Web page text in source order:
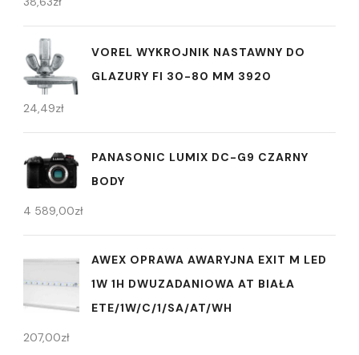
VOREL WYKROJNIK NASTAWNY DO
GLAZURY FI 30-80 MM 3920
24,49zł
PANASONIC LUMIX DC-G9 CZARNY
BODY
4 589,00zł
AWEX OPRAWA AWARYJNA EXIT M LED
1W 1H DWUZADANIOWA AT BIAŁA
ETE/1W/C/1/SA/AT/WH
207,00zł